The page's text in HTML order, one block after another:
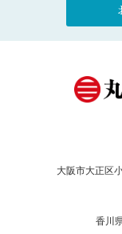
大阪市大正区
香川